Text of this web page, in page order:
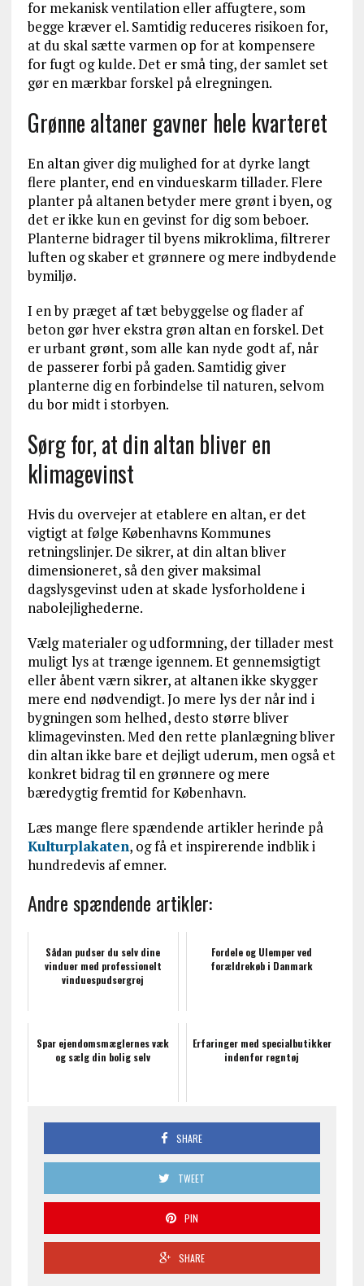
for mekanisk ventilation eller affugtere, som
begge kræver el. Samtidig reduceres risikoen for,
at du skal sætte varmen op for at kompensere
for fugt og kulde. Det er små ting, der samlet set
gør en mærkbar forskel på elregningen.
Grønne altaner gavner hele kvarteret
En altan giver dig mulighed for at dyrke langt
flere planter, end en vindueskarm tillader. Flere
planter på altanen betyder mere grønt i byen, og
det er ikke kun en gevinst for dig som beboer.
Planterne bidrager til byens mikroklima, filtrerer
luften og skaber et grønnere og mere indbydende
bymiljø.
I en by præget af tæt bebyggelse og flader af
beton gør hver ekstra grøn altan en forskel. Det
er urbant grønt, som alle kan nyde godt af, når
de passerer forbi på gaden. Samtidig giver
planterne dig en forbindelse til naturen, selvom
du bor midt i storbyen.
Sørg for, at din altan bliver en
klimagevinst
Hvis du overvejer at etablere en altan, er det
vigtigt at følge Københavns Kommunes
retningslinjer. De sikrer, at din altan bliver
dimensioneret, så den giver maksimal
dagslysgevinst uden at skade lysforholdene i
nabolejlighederne.
Vælg materialer og udformning, der tillader mest
muligt lys at trænge igennem. Et gennemsigtigt
eller åbent værn sikrer, at altanen ikke skygger
mere end nødvendigt. Jo mere lys der når ind i
bygningen som helhed, desto større bliver
klimagevinsten. Med den rette planlægning bliver
din altan ikke bare et dejligt uderum, men også et
konkret bidrag til en grønnere og mere
bæredygtig fremtid for København.
Læs mange flere spændende artikler herinde på
Kulturplakaten, og få et inspirerende indblik i
hundredevis af emner.
Andre spændende artikler:
Sådan pudser du selv dine
vinduer med professionelt
vinduespudsergrej
Fordele og Ulemper ved
forældrekøb i Danmark
Spar ejendomsmæglernes væk
og sælg din bolig selv
Erfaringer med specialbutikker
indenfor regntøj
SHARE
TWEET
PIN
SHARE